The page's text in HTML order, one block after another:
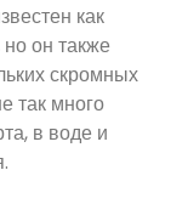
как
он также
скромных
так много
в воде и